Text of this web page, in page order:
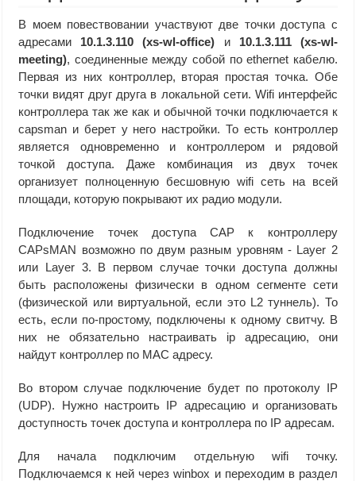
В моем повествовании участвуют две точки доступа с
адресами 10.1.3.110 (xs-wl-office) и 10.1.3.111 (xs-wl-
meeting), соединенные между собой по ethernet кабелю.
Первая из них контроллер, вторая простая точка. Обе
точки видят друг друга в локальной сети. Wifi интерфейс
контроллера так же как и обычной точки подключается к
capsman и берет у него настройки. То есть контроллер
является одновременно и контроллером и рядовой
точкой доступа. Даже комбинация из двух точек
организует полноценную бесшовную wifi сеть на всей
площади, которую покрывают их радио модули.
Подключение точек доступа CAP к контроллеру
CAPsMAN возможно по двум разным уровням - Layer 2
или Layer 3. В первом случае точки доступа должны
быть расположены физически в одном сегменте сети
(физической или виртуальной, если это L2 туннель). То
есть, если по-простому, подключены к одному свитчу. В
них не обязательно настраивать ip адресацию, они
найдут контроллер по MAC адресу.
Во втором случае подключение будет по протоколу IP
(UDP). Нужно настроить IP адресацию и организовать
доступность точек доступа и контроллера по IP адресам.
Для начала подключим отдельную wifi точку.
Подключаемся к ней через winbox и переходим в раздел